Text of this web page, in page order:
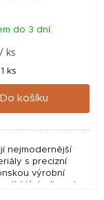
do 3 dní.
/ ks
ks
Do košíku
nejmodernější
s precizní
výrobní